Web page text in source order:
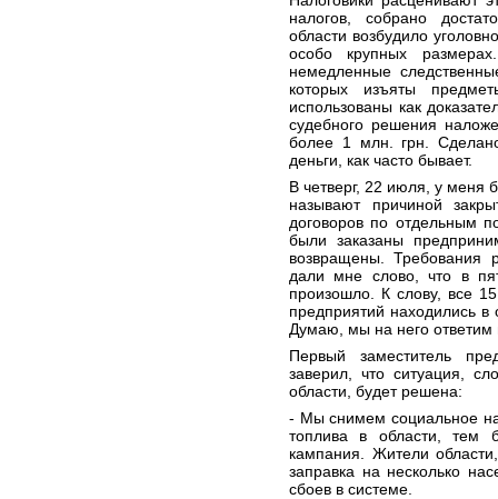
налогов, собрано
области возбудило
особо крупных
немедленные
которых изъяты
использованы как
судебного решения
более 1 млн. грн.
деньги, как часто бывает.
В четверг, 22 июля, у меня
называют причиной
договоров по отдельным
были заказаны
возвращены. Требования
дали мне слово, что в
произошло. К слову, все
предприятий находились
Думаю, мы на него ответим
Первый заместитель
заверил, что ситуация,
области, будет решена:
- Мы снимем социальное
топлива в области, тем
кампания. Жители
заправка на несколько
сбоев в системе.